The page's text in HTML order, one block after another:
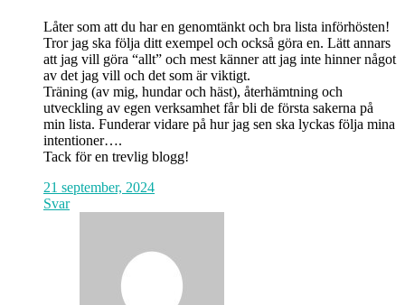
Låter som att du har en genomtänkt och bra lista införhösten!
Tror jag ska följa ditt exempel och också göra en. Lätt annars
att jag vill göra “allt” och mest känner att jag inte hinner något
av det jag vill och det som är viktigt.
Träning (av mig, hundar och häst), återhämtning och
utveckling av egen verksamhet får bli de första sakerna på
min lista. Funderar vidare på hur jag sen ska lyckas följa mina
intentioner….
Tack för en trevlig blogg!
21 september, 2024
Svar